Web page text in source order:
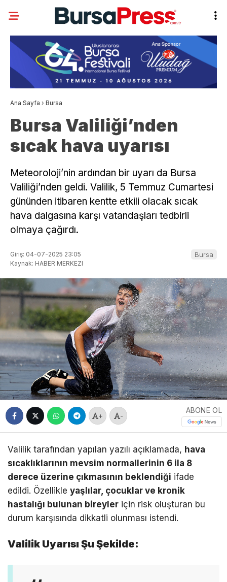
Ana Sayfa › Bursa
Bursa Valiliği’nden
sıcak hava uyarısı
Meteoroloji’nin ardından bir uyarı da Bursa
Valiliği’nden geldi. Valilik, 5 Temmuz Cumartesi
gününden itibaren kentte etkili olacak sıcak
hava dalgasına karşı vatandaşları tedbirli
olmaya çağırdı.
Giriş: 04-07-2025 23:05
Kaynak: HABER MERKEZI
Bursa
+ -
ABONE OL
Valilik tarafından yapılan yazılı açıklamada, hava
sıcaklıklarının mevsim normallerinin 6 ila 8
derece üzerine çıkmasının beklendiği ifade
edildi. Özellikle yaşlılar, çocuklar ve kronik
hastalığı bulunan bireyler için risk oluşturan bu
durum karşısında dikkatli olunması istendi.
Valilik Uyarısı Şu Şekilde: